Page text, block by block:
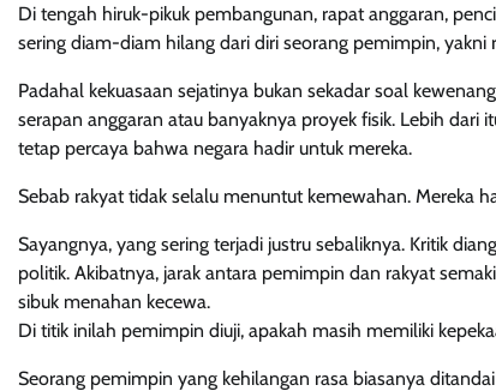
Di tengah hiruk-pikuk pembangunan, rapat anggaran,
sering diam-diam hilang dari diri seorang pemimpin, yakni
Padahal kekuasaan sejatinya bukan sekadar soal
serapan anggaran atau banyaknya proyek fisik. Lebih
tetap percaya bahwa negara hadir untuk mereka.
Sebab rakyat tidak selalu menuntut kemewahan. Mereka
Sayangnya, yang sering terjadi justru sebaliknya. Kritik
politik. Akibatnya, jarak antara pemimpin dan rakyat
sibuk menahan kecewa.
Di titik inilah pemimpin diuji, apakah masih memiliki
Seorang pemimpin yang kehilangan rasa biasanya